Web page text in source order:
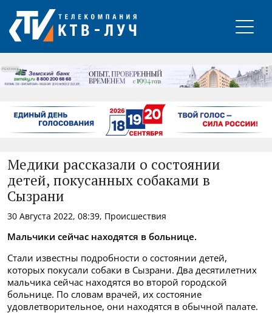
РЕКЛАМА
Медики рассказали о состоянии
детей, покусанных собаками в
Сызрани
30 Августа 2022, 08:39, Происшествия
Мальчики сейчас находятся в больнице.
Стали известны подробности о состоянии детей,
которых покусали собаки в Сызрани. Два десятилетних
мальчика сейчас находятся во второй городской
больнице. По словам врачей, их состояние
удовлетворительное, они находятся в обычной палате.